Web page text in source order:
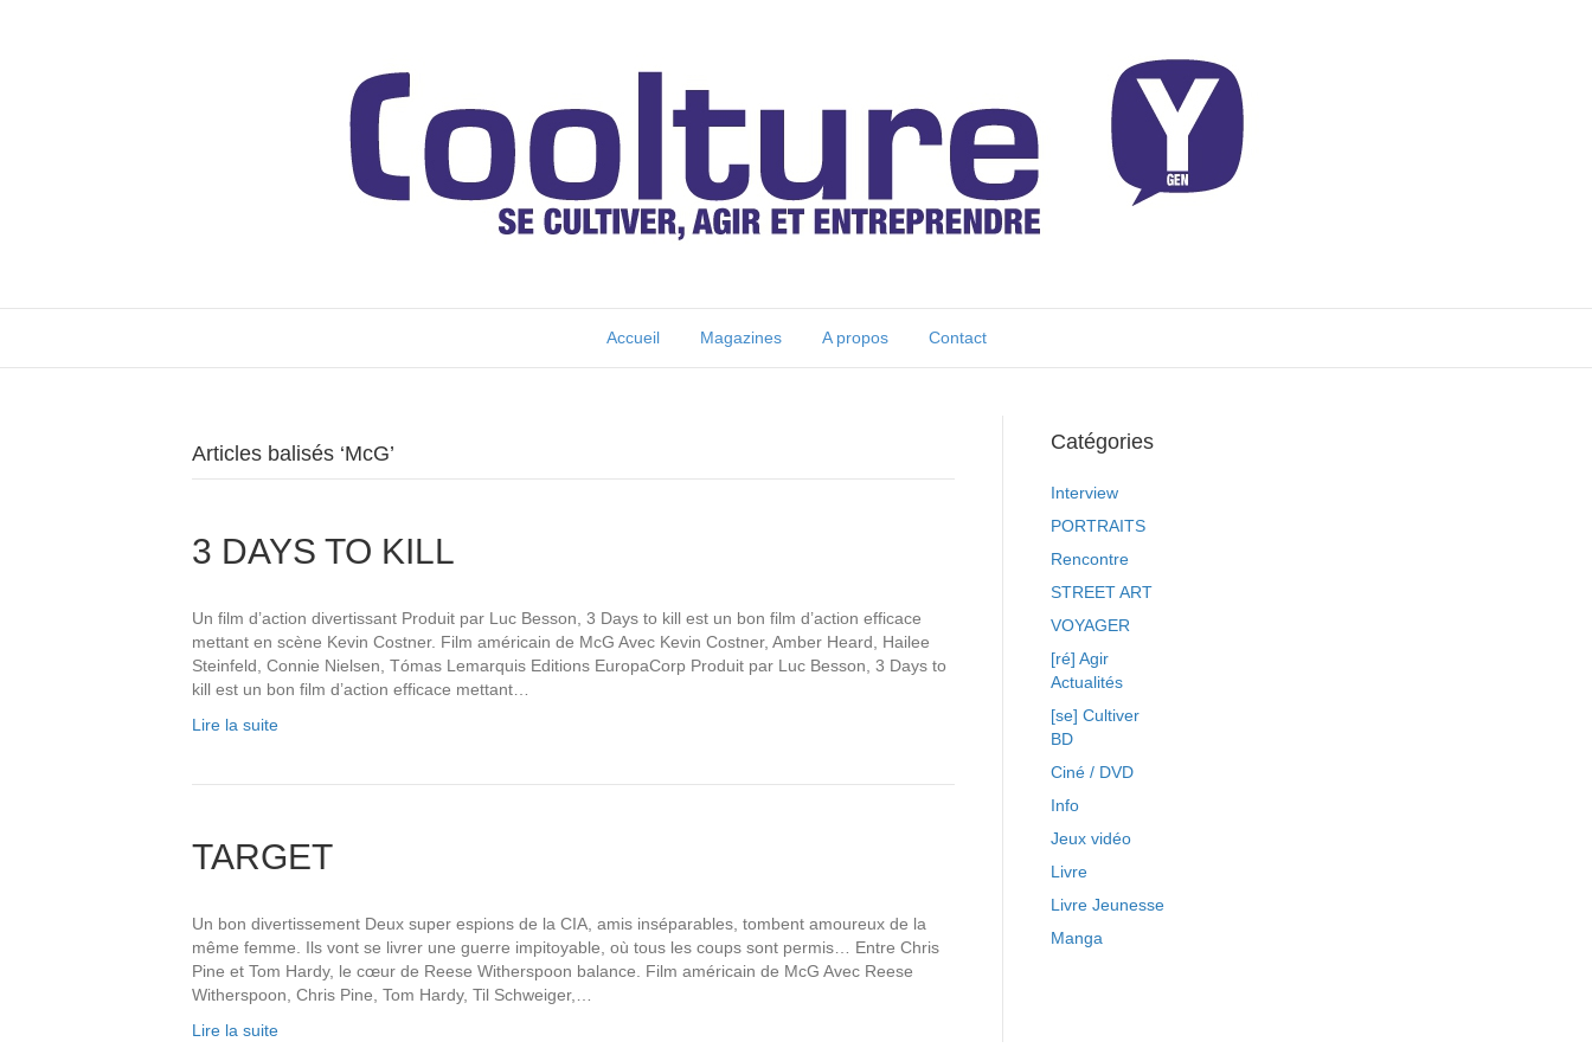
Accueil Magazines A propos Contact
Articles balisés ‘McG’
3 DAYS TO KILL
Un film d’action divertissant Produit par Luc Besson, 3 Days to kill est un bon film d’action efficace
mettant en scène Kevin Costner. Film américain de McG Avec Kevin Costner, Amber Heard, Hailee
Steinfeld, Connie Nielsen, Tómas Lemarquis Editions EuropaCorp Produit par Luc Besson, 3 Days to
kill est un bon film d’action efficace mettant…
Lire la suite
TARGET
Un bon divertissement Deux super espions de la CIA, amis inséparables, tombent amoureux de la
même femme. Ils vont se livrer une guerre impitoyable, où tous les coups sont permis… Entre Chris
Pine et Tom Hardy, le cœur de Reese Witherspoon balance. Film américain de McG Avec Reese
Witherspoon, Chris Pine, Tom Hardy, Til Schweiger,…
Lire la suite
Catégories
Interview
PORTRAITS
Rencontre
STREET ART
VOYAGER
[ré] Agir
Actualités
[se] Cultiver
BD
Ciné / DVD
Info
Jeux vidéo
Livre
Livre Jeunesse
Manga